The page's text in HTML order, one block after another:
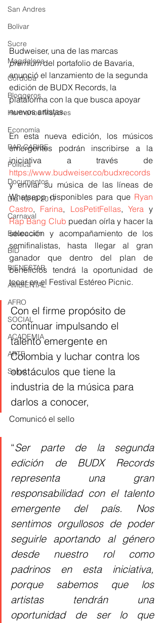
San Andres
Bolívar
Sucre
Magdalena
Córdoba
Bloggeros
Hermanos Mayores
Economía
RAP CARIBE
Política
Documentos
Día 10/10 2017
Carnaval
Educación
BID
BIENESTAR
AMBIENTAL
AFRO
SOCIAL
ACADEMIA
ARTE
Salud
Budweiser, una de las marcas
premium del portafolio de Bavaria,
anunció el lanzamiento de la segunda
edición de BUDX Records, la
plataforma con la que busca apoyar
nuevos artistas.
En esta nueva edición, los músicos
emergentes podrán inscribirse a la
https://www.budweiser.co/budxrecords
y enviar su música de las líneas de
Whatsapp disponibles para que Ryan
Castro, Farina, LosPetitFellas, Yera
Rap Bang Club puedan oírla y hacer la
selección y acompañamiento de los
semifinalistas, hasta llegar al gran
ganador que dentro del plan de
beneficios tendrá la oportunidad de
tocar en el Festival Estéreo Picnic.
Con el firme propósito de
continuar impulsando el
talento emergente en
Colombia y luchar contra los
obstáculos que tiene la
industria de la música para
darlos a conocer,
Comunicó el sello
“Ser parte de la segunda
edición de BUDX Records
representa una gran
responsabilidad con el talento
emergente del país. Nos
sentimos orgullosos de poder
seguirle aportando al género
desde nuestro rol como
padrinos en esta iniciativa,
porque sabemos que los
artistas tendrán una
oportunidad de ser lo que